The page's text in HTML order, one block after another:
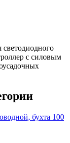
с силовым